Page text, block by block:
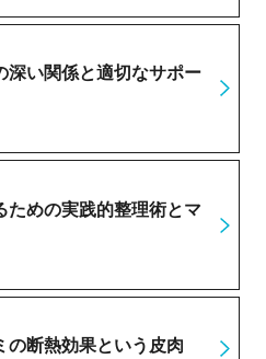
深い関係と適切なサポー
ための実践的整理術とマ
の断熱効果という皮肉